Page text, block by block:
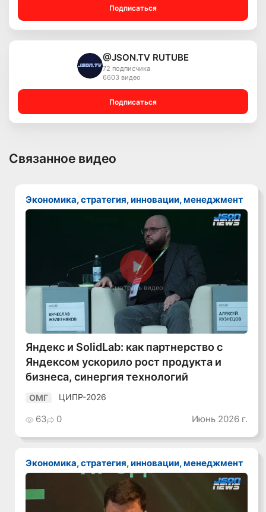
Подписаться
@JSON.TV RUTUBE
72 подписчика
6603 видео
Подписаться
Связанное видео
Экономика, стратегия, инновации, менеджмент
Смотреть видео
Яндекс и SolidLab: как партнерство с
Яндексом ускорило рост продукта и
бизнеса, синергия технологий
ОМГ ЦИПР-2026
63 0 Июнь 2026 г.
Экономика, стратегия, инновации, менеджмент